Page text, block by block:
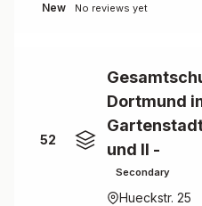
New No reviews yet
52
Dortmund
und II -
Secondary
Hueckstr. 25